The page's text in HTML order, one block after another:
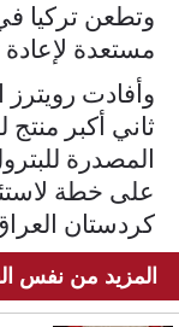
وتطعن تركيا
مستعدة
وأفادت رويترز
ثاني أكبر
المصدرة
على خطة
كردستان
المزيد من نفس